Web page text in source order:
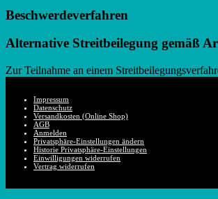
Beschwerdeverfahren
Alternative Streitbeilegung gemäß
Zur Teilnahme an einem
Impressum
Datenschutz
Versandkosten (Online Shop)
AGB
Anmelden
Privatsphäre-Einstellungen ändern
Historie Privatsphäre-Einstellungen
Einwilligungen widerrufen
Vertrag widerrufen